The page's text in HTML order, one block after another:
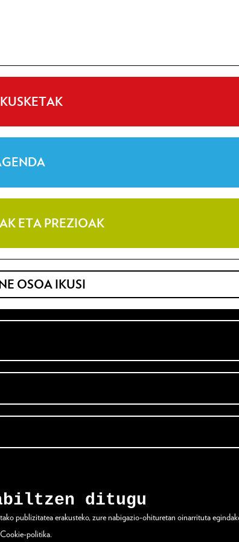
ETA PREZIOAK
OSOA IKUSI
ditugu
publizitatea erakusteko, zure nabigazio-ohituretan oinarrituta
Cookie-politika.